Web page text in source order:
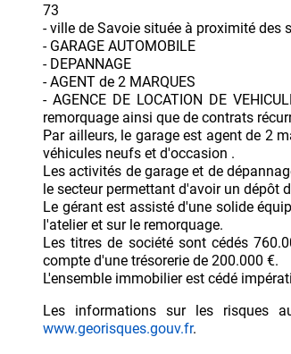
73
- ville de Savoie située à proximité des
- GARAGE AUTOMOBILE
- DEPANNAGE
- AGENT de 2 MARQUES
- AGENCE DE LOCATION DE
remorquage ainsi que de contrats
Par ailleurs, le garage est agent de 2
véhicules neufs et d'occasion .
Les activités de garage et de
le secteur permettant d'avoir un dépôt
Le gérant est assisté d'une solide
l'atelier et sur le remorquage.
Les titres de société sont cédés
compte d'une trésorerie de 200.000 €.
L'ensemble immobilier est cédé
Les informations sur les risques
www.georisques.gouv.fr.